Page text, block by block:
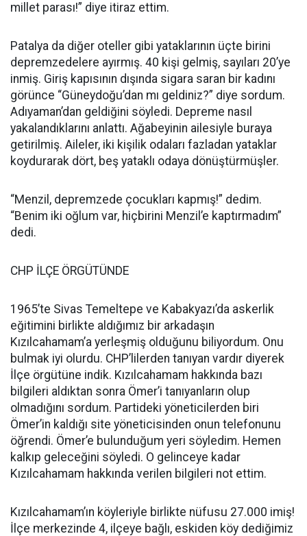
millet parası!” diye itiraz ettim.
Patalya da diğer oteller gibi yataklarının üçte birini
depremzedelere ayırmış. 40 kişi gelmiş, sayıları 20’ye
inmiş. Giriş kapısının dışında sigara saran bir kadını
görünce “Güneydoğu’dan mı geldiniz?” diye sordum.
Adıyaman’dan geldiğini söyledi. Depreme nasıl
yakalandıklarını anlattı. Ağabeyinin ailesiyle buraya
getirilmiş. Aileler, iki kişilik odaları fazladan yataklar
koydurarak dört, beş yataklı odaya dönüştürmüşler.
“Menzil, depremzede çocukları kapmış!” dedim.
“Benim iki oğlum var, hiçbirini Menzil’e kaptırmadım”
dedi.
CHP İLÇE ÖRGÜTÜNDE
1965’te Sivas Temeltepe ve Kabakyazı’da askerlik
eğitimini birlikte aldığımız bir arkadaşın
Kızılcahamam’a yerleşmiş olduğunu biliyordum. Onu
bulmak iyi olurdu. CHP’lilerden tanıyan vardır diyerek
İlçe örgütüne indik. Kızılcahamam hakkında bazı
bilgileri aldıktan sonra Ömer’i tanıyanların olup
olmadığını sordum. Partideki yöneticilerden biri
Ömer’in kaldığı site yöneticisinden onun telefonunu
öğrendi. Ömer’e bulunduğum yeri söyledim. Hemen
kalkıp geleceğini söyledi. O gelinceye kadar
Kızılcahamam hakkında verilen bilgileri not ettim.
Kızılcahamam’ın köyleriyle birlikte nüfusu 27.000 imiş!
İlçe merkezinde 4, ilçeye bağlı, eskiden köy dediğimiz